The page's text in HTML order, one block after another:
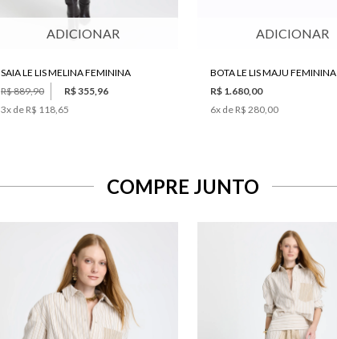
ADICIONAR
SAIA LE LIS MELINA FEMININA
R$ 889,90
R$ 355,96
3x de R$ 118,65
ADICIONAR
BOTA LE LIS MAJU FEMININA
R$ 1.680,00
6x de R$ 280,00
COMPRE JUNTO